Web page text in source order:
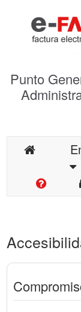
Punto